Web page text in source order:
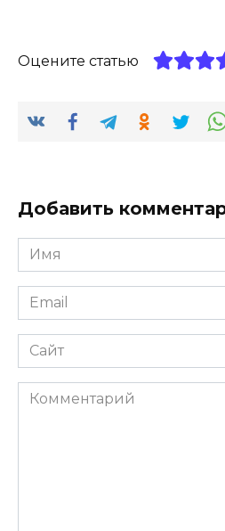
Оцените статью
Добавить
Имя
*
Email
*
Сайт
Комментарий